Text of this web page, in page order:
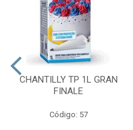
CHANTILLY TP 1L GRAN
FINALE
Código: 57